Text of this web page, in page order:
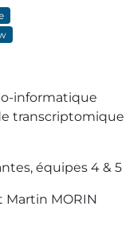
informatique
transcriptomique
équipes 4 & 5
Martin MORIN